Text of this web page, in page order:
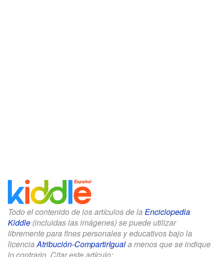
Todo el contenido de los artículos de la Enciclopedia
Kiddle (incluidas las imágenes) se puede utilizar
libremente para fines personales y educativos bajo la
licenciaAtribución-CompartirIguala menos que se indique